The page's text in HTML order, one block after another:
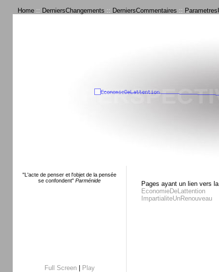
Home :: DerniersChangements :: DerniersCommentaires ::
"L'acte de penser et l'objet de la pensée
se confondent" Parménide
Full Screen|
Play
Pages ayant un lien vers
EconomieDeLattention
ImpartialiteUnRenouveau